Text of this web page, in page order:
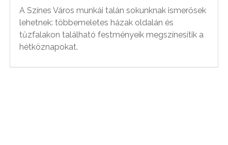
A Színes Város munkái talán sokunknak ismerősek
lehetnek: többemeletes házak oldalán és
tűzfalakon található festményeik megszínesítik a
hétköznapokat.